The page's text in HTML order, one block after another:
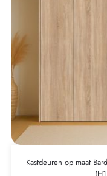
Kastdeuren op maat